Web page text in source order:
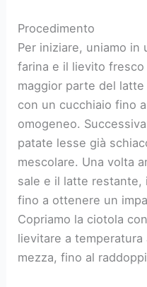
Procedimento
Per iniziare, uniamo in
farina e il lievito
maggior parte del
con un cucchiaio fino
omogeneo.
patate lesse già
mescolare. Una volta
sale e il latte restante,
fino a ottenere un
Copriamo la ciotola
lievitare a
mezza, fino al